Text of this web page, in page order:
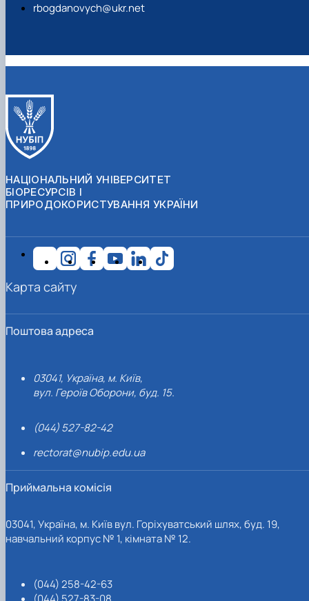
rbogdanovych@ukr.net
НАЦІОНАЛЬНИЙ УНІВЕРСИТЕТ
БІОРЕСУРСІВ І
ПРИРОДОКОРИСТУВАННЯ УКРАЇНИ
Поштова адреса
03041, Україна, м. Київ,
вул. Героїв Оборони, буд. 15.
(044) 527-82-42
rectorat@nubip.edu.ua
Приймальна комісія
03041, Україна, м. Київ вул. Горіхуватський шлях, буд. 19,
навчальний корпус № 1, кімната № 12.
(044) 258-42-63
Карта сайту